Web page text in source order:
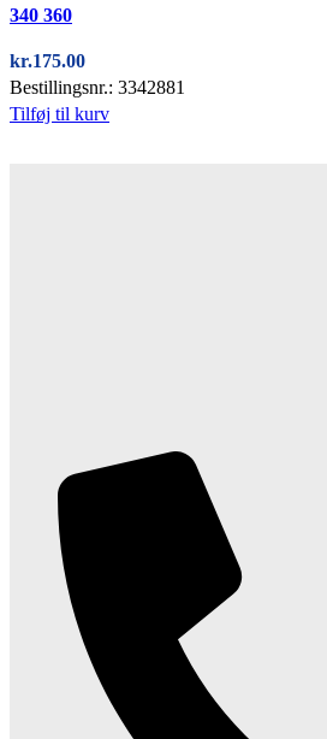
340 360
kr.175.00
Bestillingsnr.: 3342881
Tilføj til kurv